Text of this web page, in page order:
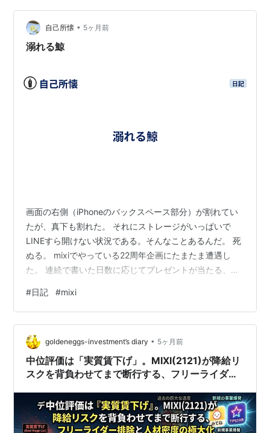
たま～～に個人的な内容でどうしても吐き出したいこと
は向こうで書いてたりしたのです。 このブログ自体の偏
りから見てわかる通り、常日頃から毎日書き続ける習慣
自己所懐 • 5ヶ月前
溺れる鯨
画面の右側（iPhoneのバックスペース部分）が割れてい
たが、真下も割れた。 それにストレージがいっぱいで
LINEすら開けない状況である。そんなことあるんだ。 死
ぬる。 mixiでやっている22周年企画にたまたま遭遇し
た。 連続で書いた日数に応じてプレゼントが当たる、ら
で連続で書いているが、それならはてなの方も書かない
となぁ、と現在に至っている。 普段が月に10件ほどしか
書かないので、4ヶ月分だ。それを22日で。 いくら暇だ
ーと言っていたとはいえ、脳に汗をかく。 書きたいこと
がないわけではないが、mixiとこっちの差別化を図るの
が難しいな、と…
#日記 #mixi
goldeneggs-investment’s diary • 5ヶ月前
中位評価は「実質賃下げ」。MIXI(2121)が降給リ
スクを背負わせてまで断行する、フリーライダー